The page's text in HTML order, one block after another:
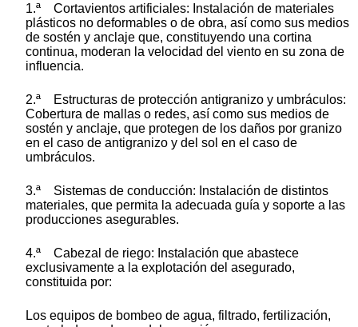
1.ª Cortavientos artificiales: Instalación de materiales
plásticos no deformables o de obra, así como sus medios
de sostén y anclaje que, constituyendo una cortina
continua, moderan la velocidad del viento en su zona de
influencia.
2.ª Estructuras de protección antigranizo y umbráculos:
Cobertura de mallas o redes, así como sus medios de
sostén y anclaje, que protegen de los daños por granizo
en el caso de antigranizo y del sol en el caso de
umbráculos.
3.ª Sistemas de conducción: Instalación de distintos
materiales, que permita la adecuada guía y soporte a las
producciones asegurables.
4.ª Cabezal de riego: Instalación que abastece
exclusivamente a la explotación del asegurado,
constituida por:
Los equipos de bombeo de agua, filtrado, fertilización,